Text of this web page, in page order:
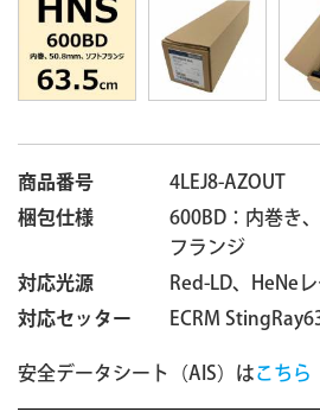
商品番号
4LEJ8-AZOUT
梱包仕様
600BD：内巻き
フランジ
対応光源
Red-LD、HeNe
対応セッター
ECRM
安全データシート（AIS）はこちら